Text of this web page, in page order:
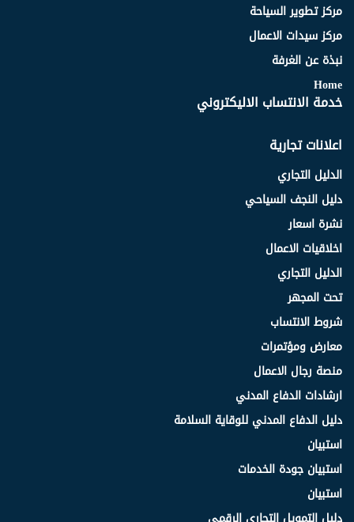
مركز تطوير السياحة
مركز سيدات الاعمال
نبذة عن الغرفة
Home
خدمة الانتساب الاليكتروني
اعلانات تجارية
الدليل التجاري
دليل النجف السياحي
نشرة اسعار
اخلاقيات الاعمال
الدليل التجاري
تحت المجهر
شروط الانتساب
معارض ومؤتمرات
منصة رجال الاعمال
ارشادات الدفاع المدني
دليل الدفاع المدني للوقاية السلامة
استبيان
استبيان جودة الخدمات
استبيان